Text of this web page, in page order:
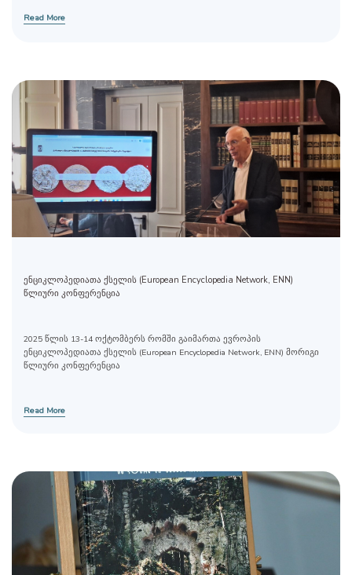
Read More
ენციკლოპედიათა ქსელის (European Encyclopedia Network, ENN)
წლიური კონფერენცია
2025 წლის 13-14 ოქტომბერს რომში გაიმართა ევროპის
ენციკლოპედიათა ქსელის (European Encyclopedia Network, ENN) მორიგი
წლიური კონფერენცია
Read More